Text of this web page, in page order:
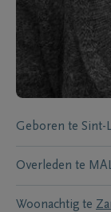
Geboren te Sint-
Overleden te
Woonachtig te